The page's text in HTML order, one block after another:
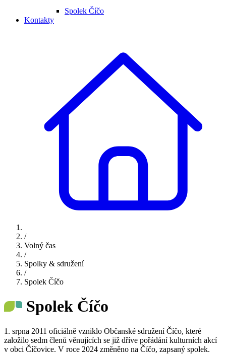
Spolek Číčo
Kontakty
/
Volný čas
/
Spolky & sdružení
/
Spolek Číčo
Spolek Číčo
1. srpna 2011 oficiálně vzniklo Občanské sdružení Číčo, které
založilo sedm členů věnujících se již dříve pořádání kulturních akcí
v obci Číčovice. V roce 2024 změněno na Číčo, zapsaný spolek.